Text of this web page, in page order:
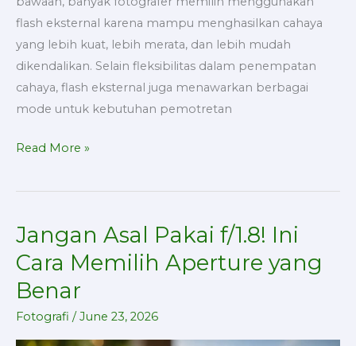
flash eksternal karena mampu menghasilkan cahaya
yang lebih kuat, lebih merata, dan lebih mudah
dikendalikan. Selain fleksibilitas dalam penempatan
cahaya, flash eksternal juga menawarkan berbagai
mode untuk kebutuhan pemotretan
Read More »
Jangan Asal Pakai f/1.8! Ini
Cara Memilih Aperture yang
Benar
Fotografi / June 23, 2026
Jangan
Asal
Pakai
f/1.8!
Ini
Cara